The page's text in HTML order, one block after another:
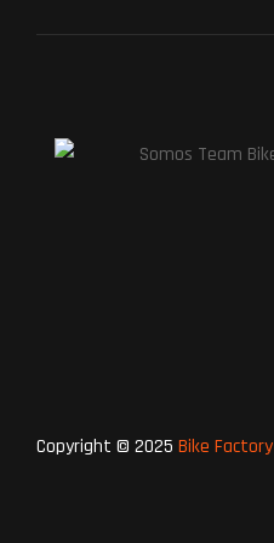
Copyright © 2025 Bike Factory